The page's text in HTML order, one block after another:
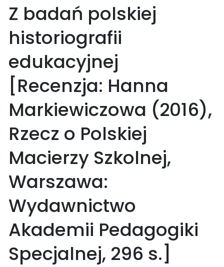
Z badań polskiej
historiografii
edukacyjnej
[Recenzja: Hanna
Markiewiczowa (2016),
Rzecz o Polskiej
Macierzy Szkolnej,
Warszawa:
Wydawnictwo
Akademii Pedagogiki
Specjalnej, 296 s.]